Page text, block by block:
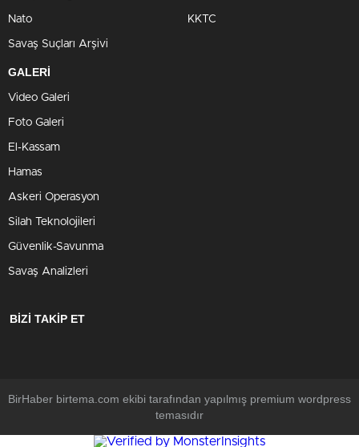
Nato
Savaş Suçları Arşivi
KKTC
GALERİ
Video Galeri
Foto Galeri
El-Kassam
Hamas
Askeri Operasyon
Silah Teknolojileri
Güvenlik-Savunma
Savaş Analizleri
BİZİ TAKİP ET
BirHaber birtema.com ekibi tarafından yapılmış premium wordpress
temasıdır